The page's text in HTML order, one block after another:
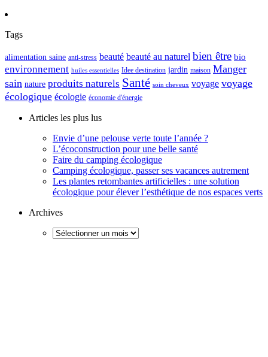
Tags
alimentation saine anti-stress beauté beauté au naturel bien être bio
environnement huiles essentielles Idee destination jardin maison Manger
sain nature produits naturels Santé soin cheveux voyage voyage
écologique écologie économie d'énergie
Articles les plus lus
Envie d’une pelouse verte toute l’année ?
L’écoconstruction pour une belle santé
Faire du camping écologique
Camping écologique, passer ses vacances autrement
Les plantes retombantes artificielles : une solution
écologique pour élever l’esthétique de nos espaces verts
Archives